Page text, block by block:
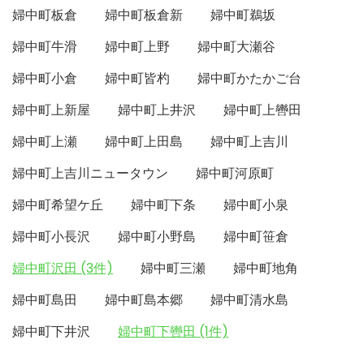
婦中町板倉
婦中町板倉新
婦中町鵜坂
婦中町牛滑
婦中町上野
婦中町大瀬谷
婦中町小倉
婦中町皆杓
婦中町かたかご台
婦中町上新屋
婦中町上井沢
婦中町上轡田
婦中町上瀬
婦中町上田島
婦中町上吉川
婦中町上吉川ニュータウン
婦中町河原町
婦中町希望ケ丘
婦中町下条
婦中町小泉
婦中町小長沢
婦中町小野島
婦中町笹倉
婦中町沢田 (3件)
婦中町三瀬
婦中町地角
婦中町島田
婦中町島本郷
婦中町清水島
婦中町下井沢
婦中町下轡田 (1件)